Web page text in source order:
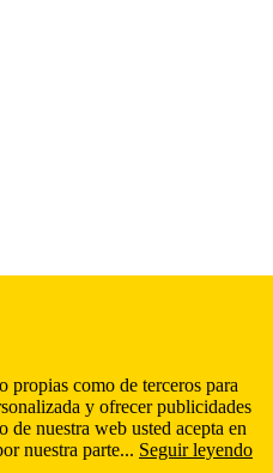
propias como de terceros para
y ofrecer publicidades
de nuestra web usted acepta en
nuestra parte... Seguir leyendo